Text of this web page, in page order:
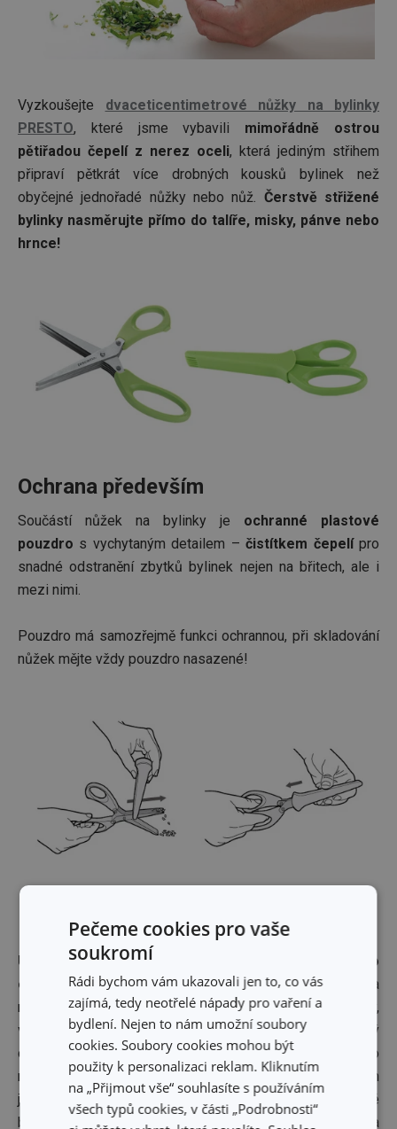
Vyzkoušejte dvaceticentimetrové nůžky na bylinky
PRESTO, které jsme vybavili mimořádně ostrou
pětiřadou čepelí z nerez oceli, která jediným střihem
připraví pětkrát více drobných kousků bylinek než
obyčejné jednořadé nůžky nebo nůž. Čerstvě střižené
bylinky nasměrujte přímo do talíře, misky, pánve nebo
hrnce!
Ochrana především
Součástí nůžek na bylinky je ochranné plastové
pouzdro s vychytaným detailem –čistítkem čepelípro
snadné odstranění zbytků bylinek nejen na břitech, ale i
mezi nimi.
Pouzdro má samozřejmě funkci ochrannou, při skladování
nůžek mějte vždy pouzdro nasazené!
Hambáče jak…od maminky
Už vás nudí ty rádoby poctivé hamburgery z rychlého
občerstvení?Nedůvěřujete výrobcům ani ingrediencím a
marně hledáte kousky masa? Neutrácejte za náhražky,
vyrobte si vlastní hamburger pouze z masa
, který
oceníte vy i vaši přátelé. Stačí tak málo – kromě mletého
masa (hovězího nebo vepřového) a několika málo surovin
jako je sůl a pepř, případně vhodné koření nebo zelené
bylinky, budete potřebovat jengrilovací pánev
a
Pečeme cookies pro vaše
soukromí
Rádi bychom vám ukazovali jen to, co vás
zajímá, tedy neotřelé nápady pro vaření a
bydlení. Nejen to nám umožní soubory
cookies. Soubory cookies mohou být
použity k personalizaci reklam. Kliknutím
na „Přijmout vše“ souhlasíte s používáním
všech typů cookies, v části „Podrobnosti“